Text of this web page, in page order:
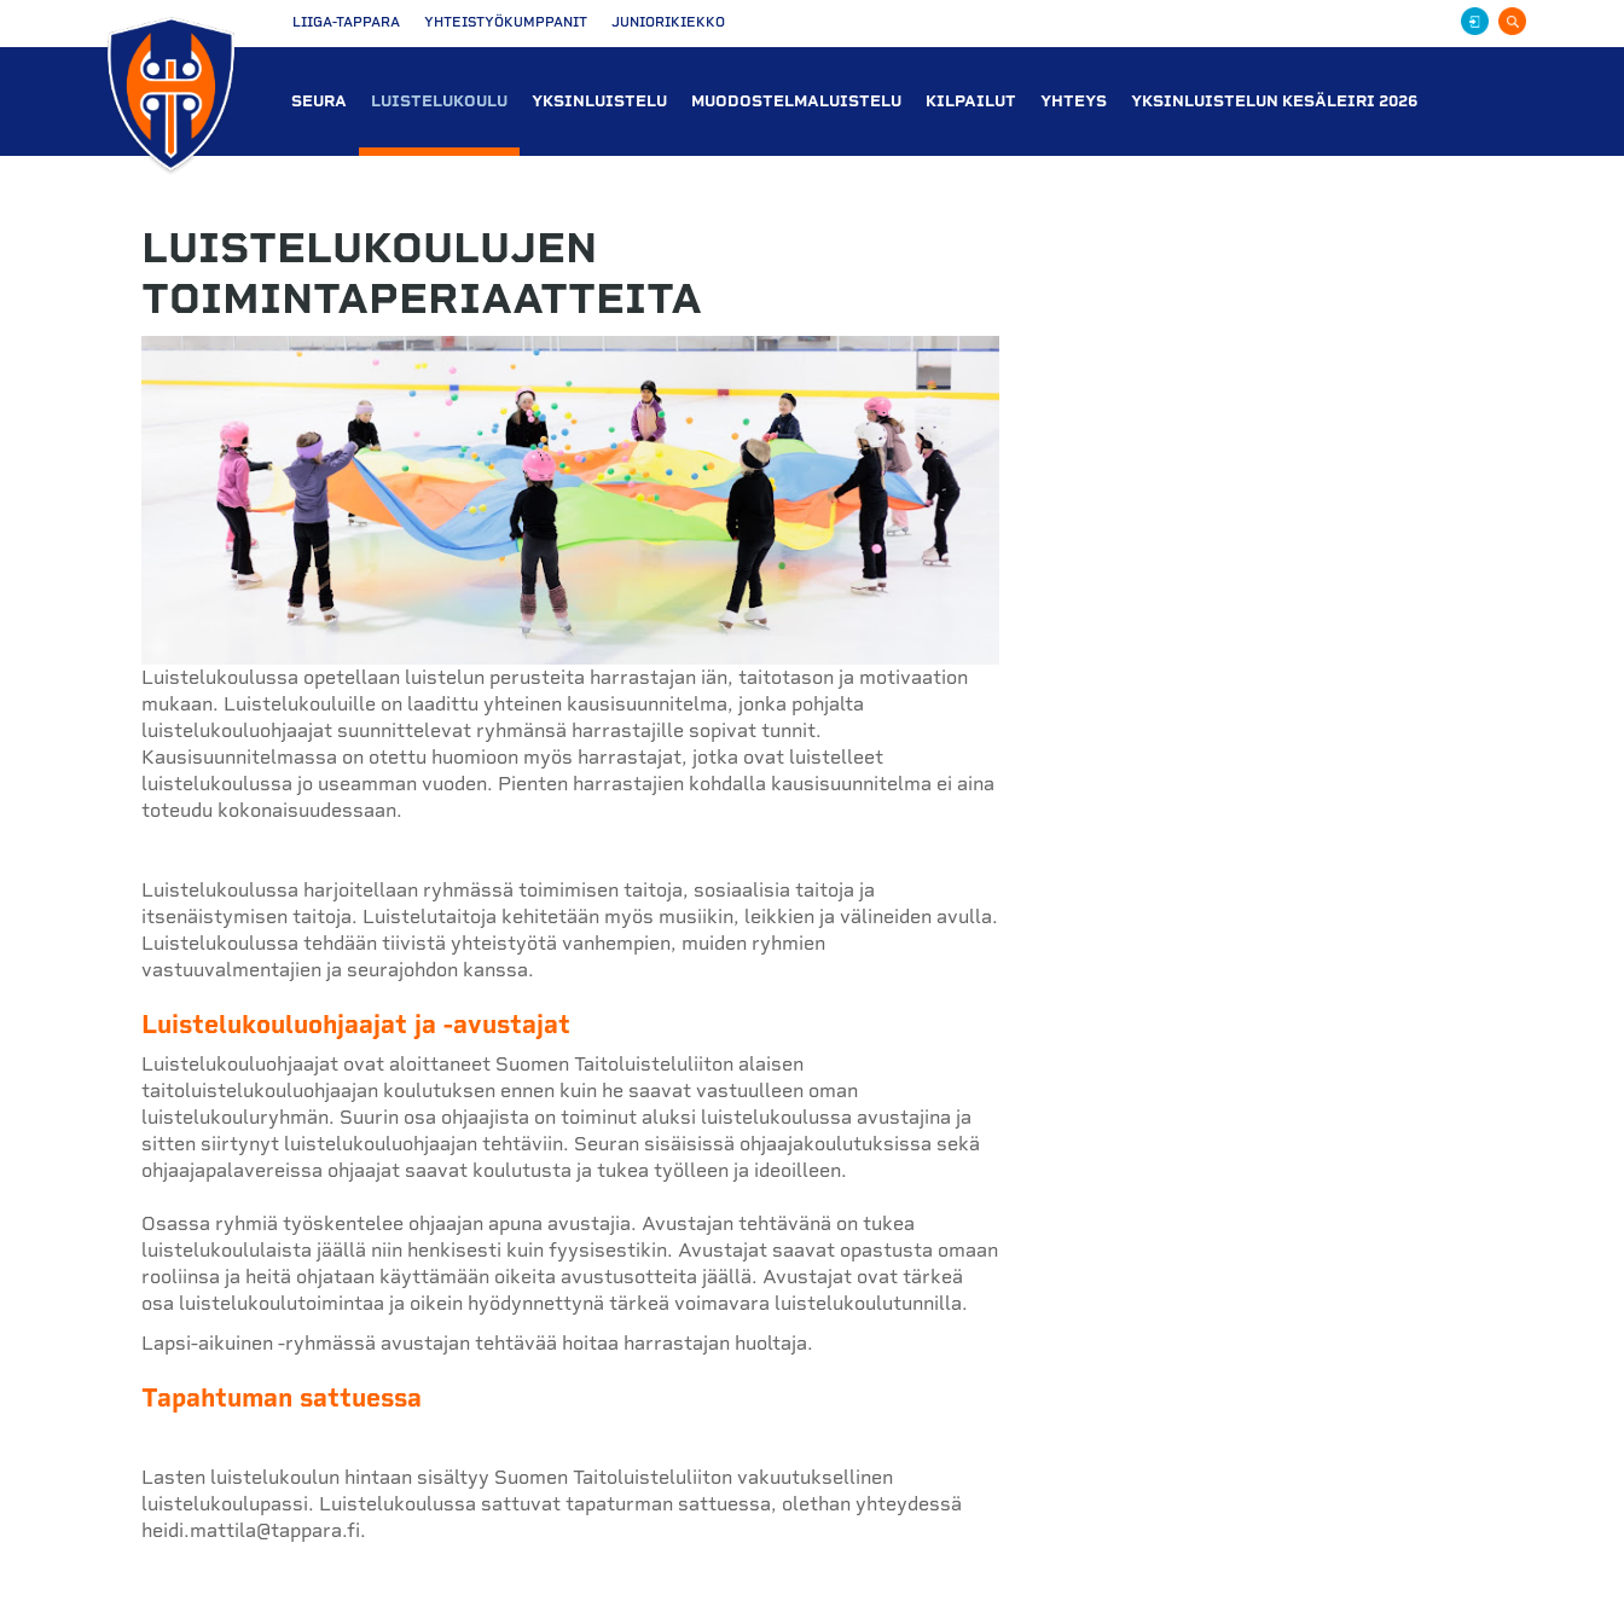
LIIGA-TAPPARA YHTEISTYÖKUMPPANIT JUNIORIKIEKKO
SEURA LUISTELUKOULU YKSINLUISTELU MUODOSTELMALUISTELU KILPAILUT YHTEYS YKSINLUISTELUN KESÄLEIRI 2026
LUISTELUKOULUJEN
TOIMINTAPERIAATTEITA
Luistelukoulussa opetellaan luistelun perusteita harrastajan iän, taitotason ja motivaation
mukaan. Luistelukouluille on laadittu yhteinen kausisuunnitelma, jonka pohjalta
luistelukouluohjaajat suunnittelevat ryhmänsä harrastajille sopivat tunnit.
Kausisuunnitelmassa on otettu huomioon myös harrastajat, jotka ovat luistelleet
luistelukoulussa jo useamman vuoden. Pienten harrastajien kohdalla kausisuunnitelma ei aina
toteudu kokonaisuudessaan.
Luistelukoulussa harjoitellaan ryhmässä toimimisen taitoja, sosiaalisia taitoja ja
itsenäistymisen taitoja. Luistelutaitoja kehitetään myös musiikin, leikkien ja välineiden avulla.
Luistelukoulussa tehdään tiivistä yhteistyötä vanhempien, muiden ryhmien
vastuuvalmentajien ja seurajohdon kanssa.
Luistelukouluohjaajat ja -avustajat
Luistelukouluohjaajat ovat aloittaneet Suomen Taitoluisteluliiton alaisen
taitoluistelukouluohjaajan koulutuksen ennen kuin he saavat vastuulleen oman
luistelukouluryhmän. Suurin osa ohjaajista on toiminut aluksi luistelukoulussa avustajina ja
sitten siirtynyt luistelukouluohjaajan tehtäviin. Seuran sisäisissä ohjaajakoulutuksissa sekä
ohjaajapalavereissa ohjaajat saavat koulutusta ja tukea työlleen ja ideoilleen.
Osassa ryhmiä työskentelee ohjaajan apuna avustajia. Avustajan tehtävänä on tukea
luistelukoululaista jäällä niin henkisesti kuin fyysisestikin. Avustajat saavat opastusta omaan
rooliinsa ja heitä ohjataan käyttämään oikeita avustusotteita jäällä. Avustajat ovat tärkeä
osa luistelukoulutoimintaa ja oikein hyödynnettynä tärkeä voimavara luistelukoulutunnilla.
Lapsi-aikuinen -ryhmässä avustajan tehtävää hoitaa harrastajan huoltaja.
Tapahtuman sattuessa
Lasten luistelukoulun hintaan sisältyy Suomen Taitoluisteluliiton vakuutuksellinen
luistelukoulupassi. Luistelukoulussa sattuvat tapaturman sattuessa, olethan yhteydessä
heidi.mattila@tappara.fi.